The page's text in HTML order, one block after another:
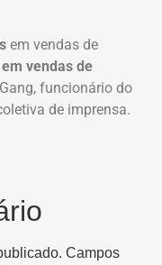
em vendas de
vendas de
funcionário do
de imprensa.
Campos